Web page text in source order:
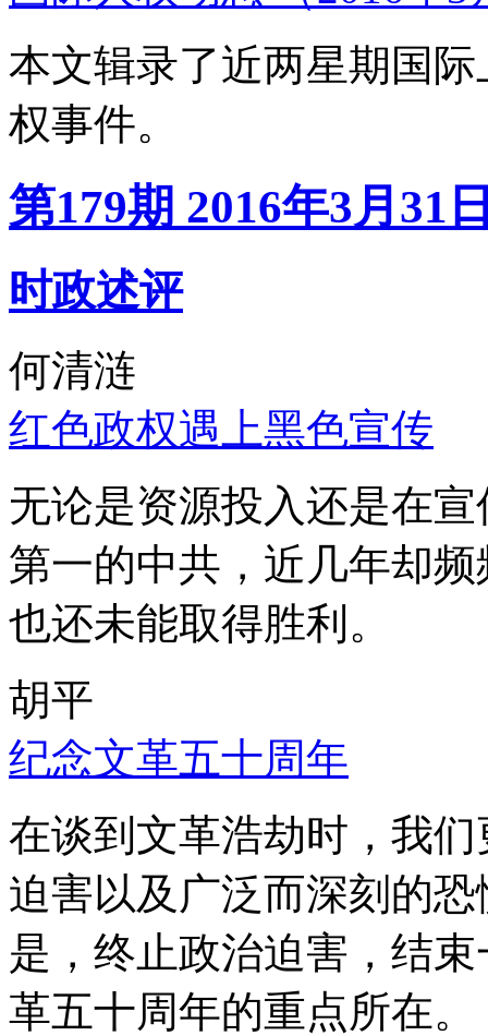
本文辑录了近两星期国
权事件。
第179期 2016年3月31
时政述评
何清涟
红色政权遇上黑色宣传
无论是资源投入还是在
第一的中共，近几年却
也还未能取得胜利。
胡平
纪念文革五十周年
在谈到文革浩劫时，我
迫害以及广泛而深刻的
是，终止政治迫害，结
革五十周年的重点所在。